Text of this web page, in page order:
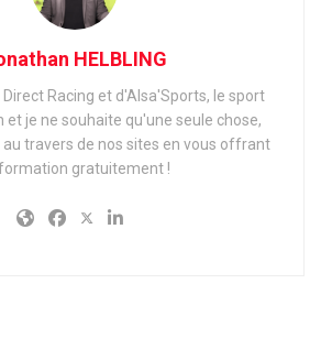
HELBLING
Racing et d'Alsa'Sports, le sport
et je ne souhaite qu'une seule chose,
travers de nos sites en vous offrant
gratuitement !